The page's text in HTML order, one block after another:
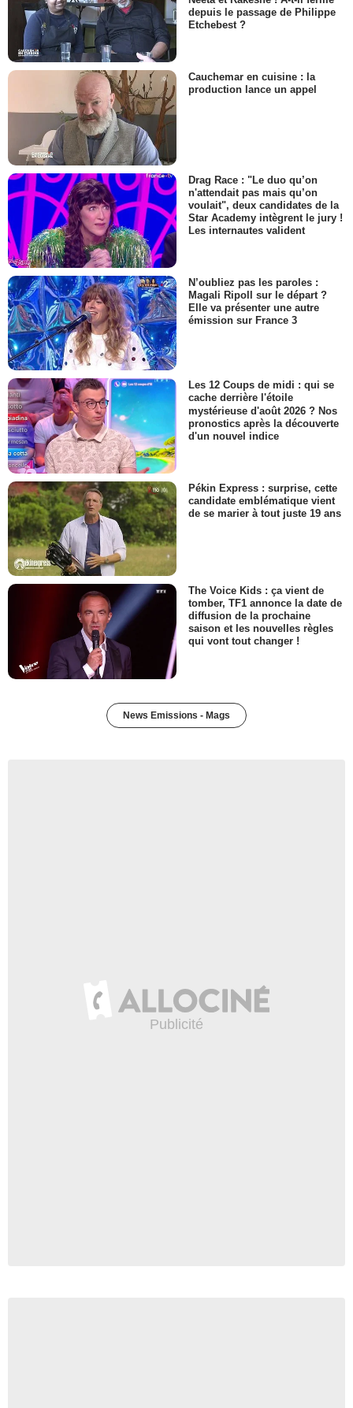
depuis le passage de Philippe
Etchebest ?
Cauchemar en cuisine : la
production lance un appel
Drag Race : "Le duo qu’on
n'attendait pas mais qu’on
voulait", deux candidates de la
Star Academy intègrent le jury !
Les internautes valident
N’oubliez pas les paroles :
Magali Ripoll sur le départ ?
Elle va présenter une autre
émission sur France 3
Les 12 Coups de midi : qui se
cache derrière l'étoile
mystérieuse d'août 2026 ? Nos
pronostics après la découverte
d'un nouvel indice
Pékin Express : surprise, cette
candidate emblématique vient
de se marier à tout juste 19 ans
The Voice Kids : ça vient de
tomber, TF1 annonce la date de
diffusion de la prochaine
saison et les nouvelles règles
qui vont tout changer !
News Emissions - Mags